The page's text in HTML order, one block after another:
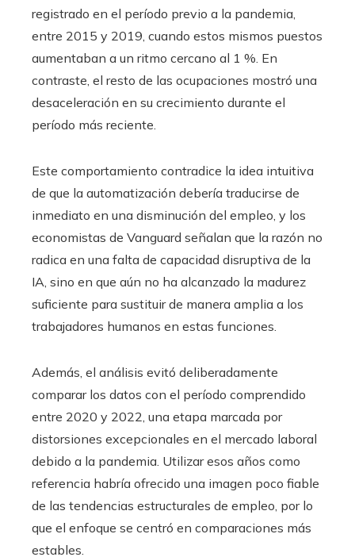
registrado en el período previo a la pandemia,
entre 2015 y 2019, cuando estos mismos puestos
aumentaban a un ritmo cercano al 1 %. En
contraste, el resto de las ocupaciones mostró una
desaceleración en su crecimiento durante el
período más reciente.
Este comportamiento contradice la idea intuitiva
de que la automatización debería traducirse de
inmediato en una disminución del empleo, y los
economistas de Vanguard señalan que la razón no
radica en una falta de capacidad disruptiva de la
IA, sino en que aún no ha alcanzado la madurez
suficiente para sustituir de manera amplia a los
trabajadores humanos en estas funciones.
Además, el análisis evitó deliberadamente
comparar los datos con el período comprendido
entre 2020 y 2022, una etapa marcada por
distorsiones excepcionales en el mercado laboral
debido a la pandemia. Utilizar esos años como
referencia habría ofrecido una imagen poco fiable
de las tendencias estructurales de empleo, por lo
que el enfoque se centró en comparaciones más
estables.